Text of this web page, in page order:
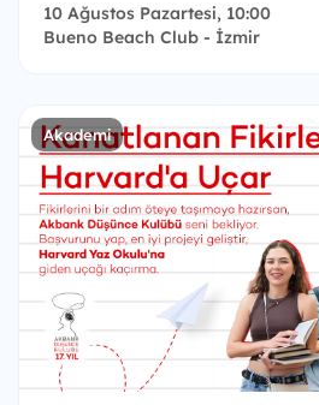
10 Ağustos Pazartesi, 10:00
Bueno Beach Club - İzmir
Akademi